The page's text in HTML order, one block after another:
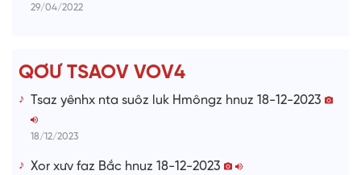
29/04/2022
QƠƯ TSAOV VOV4
Tsaz yênhx nta suôz luk Hmôngz hnuz 18-12-2023
18/12/2023
Xor xưv faz Bắc hnuz 18-12-2023